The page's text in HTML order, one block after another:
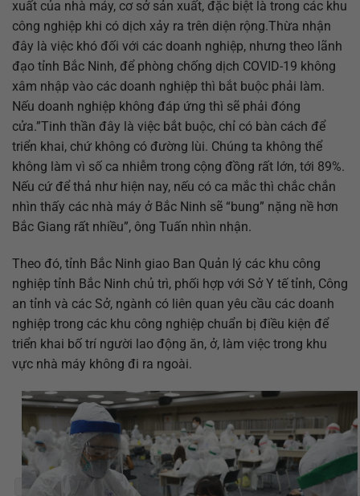
xuất của nhà máy, cơ sở sản xuất, đặc biệt là trong các khu
công nghiệp khi có dịch xảy ra trên diện rộng.Thừa nhận
đây là việc khó đối với các doanh nghiệp, nhưng theo lãnh
đạo tỉnh Bắc Ninh, để phòng chống dịch COVID-19 không
xâm nhập vào các doanh nghiệp thì bắt buộc phải làm.
Nếu doanh nghiệp không đáp ứng thì sẽ phải đóng
cửa.”Tinh thần đây là việc bắt buộc, chỉ có bàn cách để
triển khai, chứ không có đường lùi. Chúng ta không thể
không làm vì số ca nhiễm trong cộng đồng rất lớn, tới 89%.
Nếu cứ để thả như hiện nay, nếu có ca mắc thì chắc chắn
nhìn thấy các nhà máy ở Bắc Ninh sẽ “bung” nặng nề hơn
Bắc Giang rất nhiều”, ông Tuấn nhìn nhận.
Theo đó, tỉnh Bắc Ninh giao Ban Quản lý các khu công
nghiệp tỉnh Bắc Ninh chủ trì, phối hợp với Sở Y tế tỉnh, Công
an tỉnh và các Sở, ngành có liên quan yêu cầu các doanh
nghiệp trong các khu công nghiệp chuẩn bị điều kiện để
triển khai bố trí người lao động ăn, ở, làm việc trong khu
vực nhà máy không đi ra ngoài.